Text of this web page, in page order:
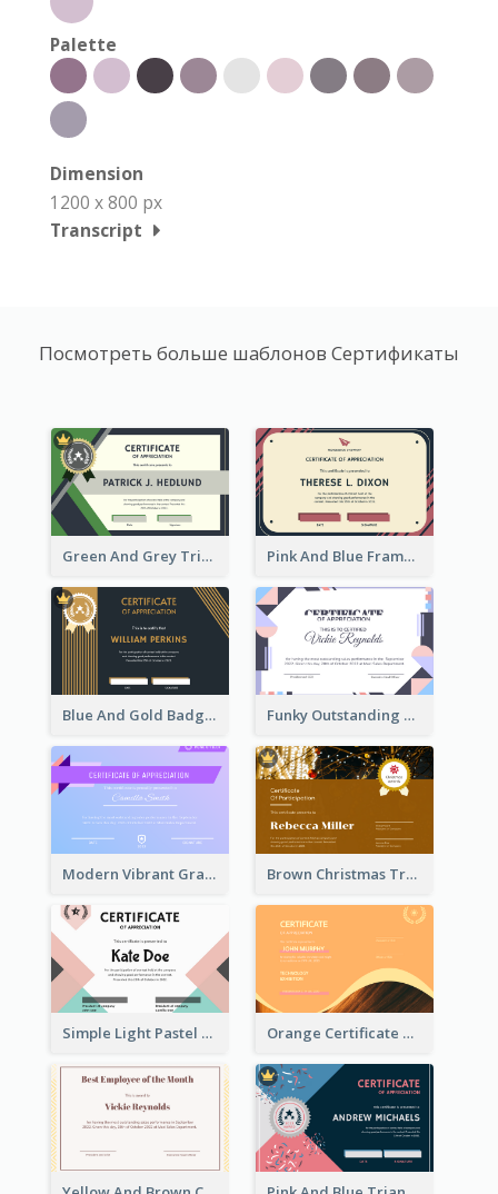
Palette
Dimension
1200 x 800 px
Transcript
Посмотреть больше шаблонов Сертификаты
Green And Grey Triangles With Badge Certificate Pink And Blue Frame Company Certificate
Blue And Gold Badge Appreciation Certificate Funky Outstanding Shapes Certificate Design Template Ideas
Modern Vibrant Gradient Certificate Design Template Brown Christmas Tree Decoration Certificate
Simple Light Pastel Certificate Orange Certificate Design Of Appreciation Of Wood Texture